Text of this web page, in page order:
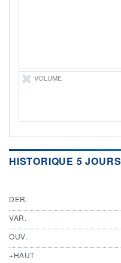
VOLUME
HISTORIQUE 5 JOURS
DER.
VAR.
OUV.
+HAUT